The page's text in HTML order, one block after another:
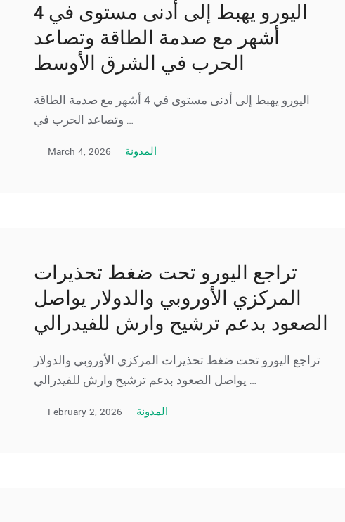
اليورو يهبط إلى أدنى مستوى في 4
أشهر مع صدمة الطاقة وتصاعد
الحرب في الشرق الأوسط
اليورو يهبط إلى أدنى مستوى في 4 أشهر مع صدمة الطاقة
وتصاعد الحرب في …
March 4, 2026 المدونة
تراجع اليورو تحت ضغط تحذيرات
المركزي الأوروبي والدولار يواصل
الصعود بدعم ترشيح وارش للفيدرالي
تراجع اليورو تحت ضغط تحذيرات المركزي الأوروبي والدولار
يواصل الصعود بدعم ترشيح وارش للفيدرالي …
February 2, 2026 المدونة